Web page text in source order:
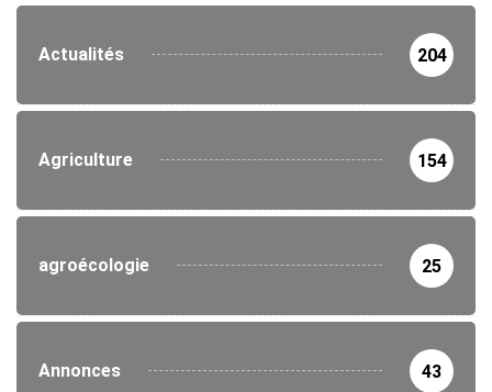
Actualités 204
Agriculture 154
agroécologie 25
Annonces 43